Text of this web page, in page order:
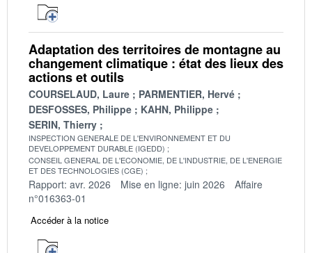
Adaptation des territoires de montagne au
changement climatique : état des lieux des
actions et outils
COURSELAUD, Laure
PARMENTIER, Hervé
DESFOSSES, Philippe
KAHN, Philippe
SERIN, Thierry
INSPECTION GENERALE DE L'ENVIRONNEMENT ET DU
DEVELOPPEMENT DURABLE (IGEDD)
CONSEIL GENERAL DE L'ECONOMIE, DE L'INDUSTRIE, DE L'ENERGIE
ET DES TECHNOLOGIES (CGE)
Rapport: avr. 2026 Mise en ligne: juin 2026
Affaire
n°016363-01
Accéder à la notice